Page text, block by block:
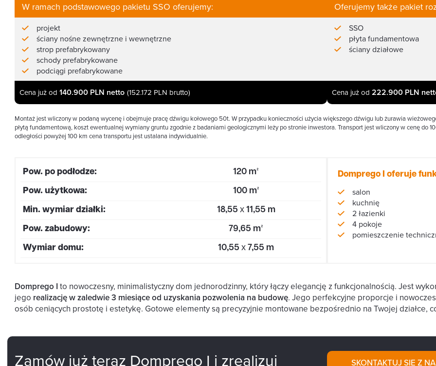
W ramach podstawowego pakietu SSO oferujemy:
projekt
ściany nośne zewnętrzne i wewnętrzne
strop prefabrykowany
schody prefabrykowane
podciągi prefabrykowane
Cena już od 140.900 PLN netto (152.172 PLN brutto)
Oferujemy także pakiet
SSO
płyta fundamentowa
ściany działowe
Cena już od 222.900 PLN
Montaż jest wliczony w podaną wycenę i obejmuje pracę dźwigu kołowego 50t. W przypadku konieczności użycia większego dźwigu lub żurawia
płytą fundamentową, koszt ewentualnej wymiany gruntu zgodnie z badaniami geologicznymi leży po stronie inwestora. Transport jest wliczony w cenę do
odległości powyżej 100 km cena transportu jest ustalana indywidualnie.
Pow. po podłodze: 120 m²
Pow. użytkowa: 100 m²
Min. wymiar działki: 18,55 x 11,55 m
Pow. zabudowy: 79,65 m²
Wymiar domu: 10,55 x 7,55 m
Domprego I oferuje
salon
kuchnię
2 łazienki
4 pokoje
pomieszczenie
Domprego Ito nowoczesny, minimalistyczny dom jednorodzinny, który łączy elegancję z funkcjonalnością. Jest
jego realizację w zaledwie 3 miesiące od uzyskania pozwolenia na budowę. Jego perfekcyjne proporcje i
osób ceniących prostotę i estetykę. Gotowe elementy są precyzyjnie montowane bezpośrednio na Twojej działce,
Zamów już teraz Domprego I i zrealizuj SKONTAKTUJ SIE Z